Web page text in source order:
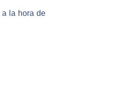
a la hora de